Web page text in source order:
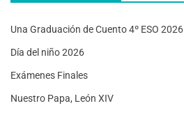
Una Graduación de Cuento 4º ESO 2026
Día del niño 2026
Exámenes Finales
Nuestro Papa, León XIV